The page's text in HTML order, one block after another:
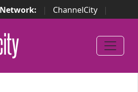
| ChannelCity
|
| Italian Channel
Awards
Italian Security
Awards